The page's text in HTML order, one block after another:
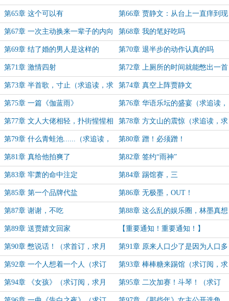
月票！） （爆更求追读，求月票！）
第65章 这个可以有 第66章 贾静文：从台上一直痒到现
在
第67章 一次主动换来一辈子的内向 第68章 我的笔好吃吗
第69章 结了婚的男人是这样的 第70章 退半步的动作认真的吗
第71章 激情四射 第72章 上厕所的时间就能憋出一首
歌来
第73章 半首歌，寸止（求追读，求
月票）
第74章 真空上阵贾静文
第75章 一篇《伽蓝雨》 第76章 华语乐坛的盛宴（求追读，
求月票）
第77章 文人大佬相轻，扑街惺惺相
惜（求追读，求月票）！
第78章 方文山的震惊（求追读，求
月票！）
第79章 什么青蛙池......（求追读，
求月票！）
第80章 蹭！必须蹭！
第81章 真给他拍爽了 第82章 签约“雨神”
第83章 牢萧的命中注定 第84章 踢馆赛，三
第85章 第一个品牌代盐 第86章 无极墨，OUT！
第87章 谢谢，不吃 第88章 这么乱的娱乐圈，林墨真想
来看看（求追读，求月票！）
第89章 送贾婧文回家 【重要通知！重要通知！】
第90章 憋说话！（求首订，求月
票！）
第91章 原来人口少了是因为人口多
了（求订阅，求月票！）
第92章 一个人想着一个人（求订
阅，求月票！）
第93章 棒棒糖来踢馆（求订阅，求
月票！）
第94章 《女孩》（求订阅，求月 第95章 二次加赛！斗琴！（求订